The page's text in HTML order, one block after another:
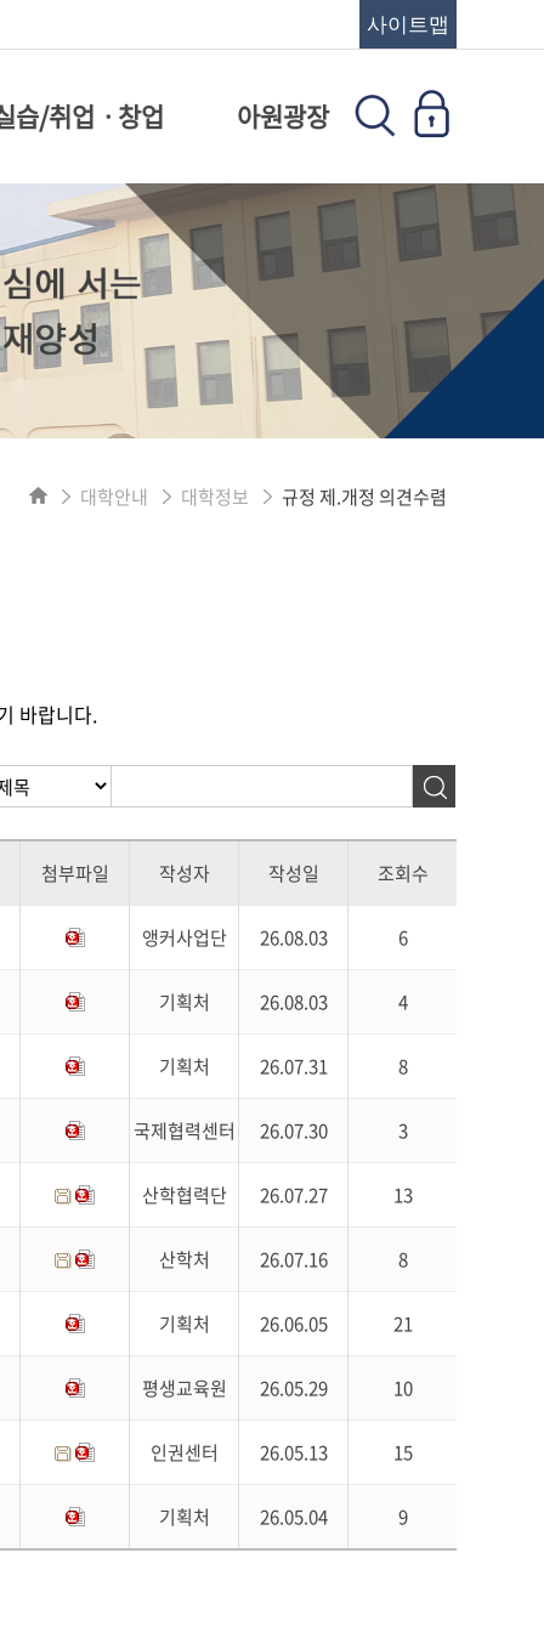
사이트맵
습/취업ㆍ창업 아원광장
대학안내 대학정보 규정 제.개정 의견수렴
바랍니다.
첨부파일 작성자 작성일 조회수
앵커사업단 26.08.03 6
기획처 26.08.03 4
기획처 26.07.31 8
국제협력센터 26.07.30 3
산학협력단 26.07.27 13
산학처 26.07.16 8
기획처 26.06.05 21
평생교육원 26.05.29 10
인권센터 26.05.13 15
기획처 26.05.04 9